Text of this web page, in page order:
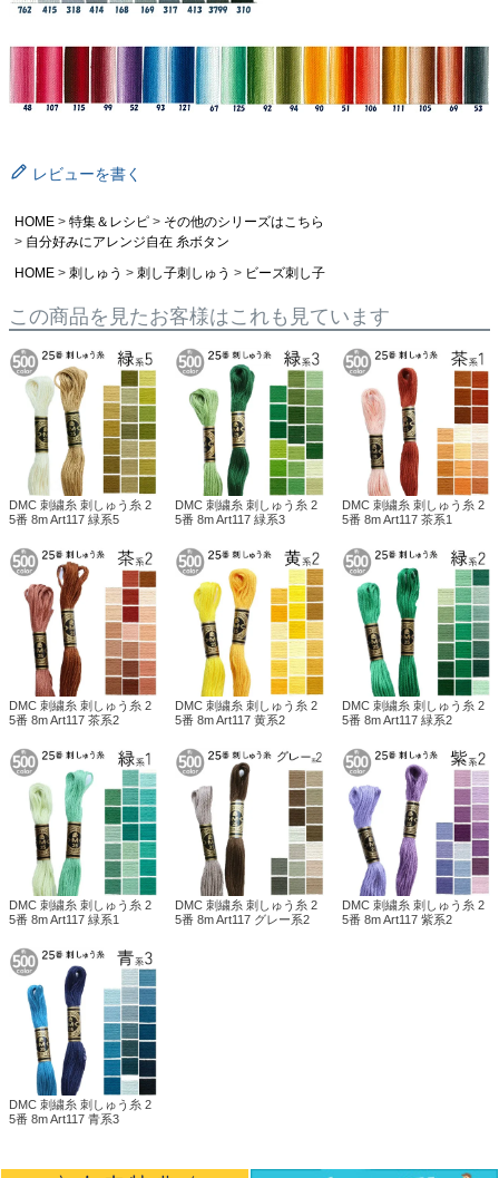
レビューを書く
HOME 特集＆レシピ
その他のシリーズはこちら
自分好みにアレンジ自在 糸ボタン
HOME
刺しゅう 刺し子刺しゅう ビーズ刺し子
この商品を見たお客様はこれも見ています
DMC 刺繍糸 刺しゅう糸 2
5番 8m Art117 緑系5
DMC 刺繍糸 刺しゅう糸 2
5番 8m Art117 緑系3
DMC 刺繍糸 刺しゅう糸 2
5番 8m Art117 茶系1
DMC 刺繍糸 刺しゅう糸 2
5番 8m Art117 茶系2
DMC 刺繍糸 刺しゅう糸 2
5番 8m Art117 黄系2
DMC 刺繍糸 刺しゅう糸 2
5番 8m Art117 緑系2
DMC 刺繍糸 刺しゅう糸 2
5番 8m Art117 緑系1
DMC 刺繍糸 刺しゅう糸 2
5番 8m Art117 グレー系2
DMC 刺繍糸 刺しゅう糸 2
5番 8m Art117 紫系2
DMC 刺繍糸 刺しゅう糸 2
5番 8m Art117 青系3